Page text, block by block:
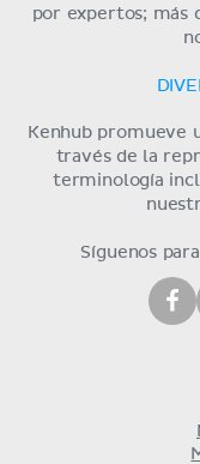
por expertos; más
Kenhub promueve
través de la
terminología
Síguenos